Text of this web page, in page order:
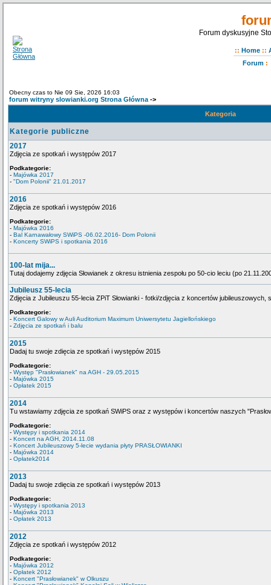
Forum dyskusyjne
:: Home ::
Forum:
Obecny czas to Nie 09 Sie, 2026 16:03
forum witryny slowianki.org Strona Główna ->
Kategoria
Kategorie publiczne
2017
Zdjęcia ze spotkań i występów 2017
Podkategorie:
- Majówka 2017
- "Dom Polonii" 21.01.2017
2016
Zdjęcia ze spotkań i występów 2016
Podkategorie:
- Majówka 2016
- Bal Karnawałowy SWiPS -06.02.2016- Dom Polonii
- Koncerty SWiPS i spotkania 2016
100-lat mija...
Tutaj dodajemy zdjęcia Słowianek z okresu istnienia zespołu po 50-cio leciu (po
Jubileusz 55-lecia
Zdjęcia z Jubileuszu 55-lecia ZPiT Słowianki - fotki/zdjęcia z koncertów jubileuszowych,
Podkategorie:
- Koncert Galowy w Auli Auditorium Maximum Uniwersytetu Jagiellońskiego
- Zdjęcia ze spotkań i balu
2015
Dadaj tu swoje zdięcia ze spotkań i występów 2015
Podkategorie:
- Występ "Prasłowianek" na AGH - 29.05.2015
- Majówka 2015
- Opłatek 2015
2014
Tu wstawiamy zdjęcia ze spotkań SWiPS oraz z występów i koncertów naszych
Podkategorie:
- Występy i spotkania 2014
- Koncert na AGH, 2014.11.08
- Koncert Jubileuszowy 5-lecie wydania płyty PRASŁOWIANKI
- Majówka 2014
- Opłatek2014
2013
Dadaj tu swoje zdięcia ze spotkań i występów 2013
Podkategorie:
- Występy i spotkania 2013
- Majówka 2013
- Opłatek 2013
2012
Zdjęcia ze spotkań i występów 2012
Podkategorie:
- Majówka 2012
- Opłatek 2012
- Koncert "Prasłowianek" w Olkuszu